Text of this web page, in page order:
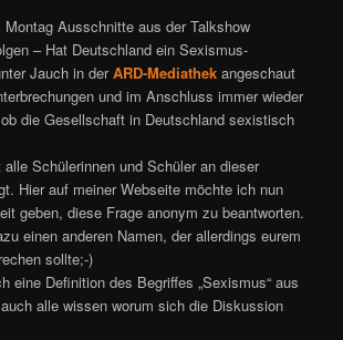
Montag Ausschnitte aus der Talkshow
– Hat Deutschland ein Sexismus-
Jauch in derARD-Mediathek angeschaut
und im Anschluss immer wieder
die Gesellschaft in Deutschland sexistisch
alle Schülerinnen und Schüler an dieser
Hier auf meiner Webseite möchte ich nun
geben, diese Frage anonym zu beantworten.
einen anderen Namen, der allerdings eurem
sollte;-)
eine Definition des Begriffes „Sexismus“ aus
alle wissen worum sich die Diskussion